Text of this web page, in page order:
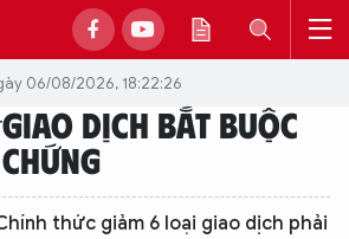
06/08/2026, 18:22:26
DỊCH BẮT BUỘC
thức giảm 6 loại giao dịch phải